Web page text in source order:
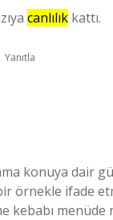
canlılık kattı.
Yanıtla
konuya dair
örnekle ifade
kebabı menüde